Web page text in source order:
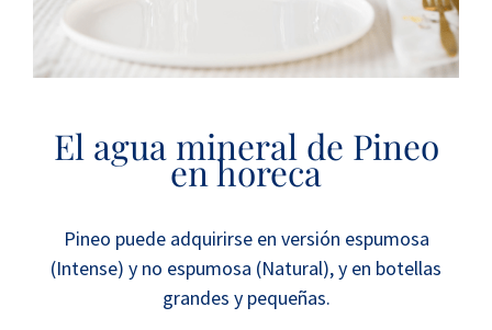
El agua mineral de Pineo
en horeca
Pineo puede adquirirse en versión espumosa
(Intense) y no espumosa (Natural), y en botellas
grandes y pequeñas.